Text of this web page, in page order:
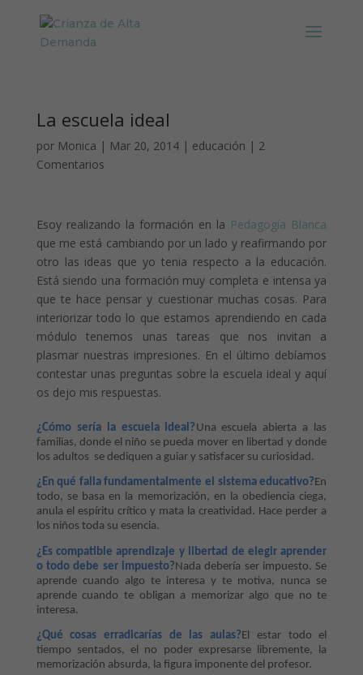
La escuela ideal
por Monica | Mar 20, 2014| educación | 2
Comentarios
Esoy realizando la formación en la Pedagogía Blanca
que me está cambiando por un lado y reafirmando por
otro las ideas que yo tenia respecto a la educación.
Está siendo una formación muy completa e intensa ya
que te hace pensar y cuestionar muchas cosas. Para
interiorizar todo lo que estamos aprendiendo en cada
módulo tenemos unas tareas que nos invitan a
plasmar nuestras impresiones. En el último debíamos
contestar unas preguntas sobre la escuela ideal y aquí
os dejo mis respuestas.
¿Cómo sería la escuela ideal? Una escuela abierta a las
familias, donde el niño se pueda mover en libertad y donde
los adultos se dediquen a guiar y satisfacer su curiosidad.
¿En qué falla fundamentalmente el sistema educativo?En
todo, se basa en la memorización, en la obediencia ciega,
anula el espíritu crítico y mata la creatividad. Hace perder a
los niños toda su esencia.
¿Es compatible aprendizaje y libertad de elegir aprender
o todo debe ser impuesto?Nada debería ser impuesto. Se
aprende cuando algo te interesa y te motiva, nunca se
aprende cuando te obligan a memorizar algo que no te
interesa.
¿Qué cosas erradicarías de las aulas? El estar todo el
tiempo sentados, el no poder expresarse libremente, la
memorización absurda, la figura imponente del profesor.